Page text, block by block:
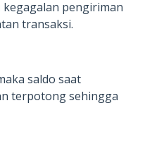
pengiriman
transaksi.
saldo saat
terpotong sehingga